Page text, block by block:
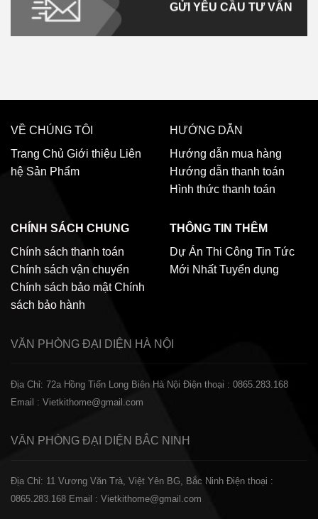
GỬI YÊU CẦU TƯ VẤN
VỀ CHÚNG TÔI
Trang Chủ Giới thiệu Liên
hệ Sản Phẩm
HƯỚNG DẪN
Hướng dẫn mua hàng
Hướng dẫn thanh toán
Hình thức thanh toán
CHÍNH SÁCH CHUNG
Chính sách thanh toán
Chính sách vận chuyển
Chính sách bảo mật Chính
sách bảo hành
THÔNG TIN THÊM
Dự Án Thi Công Tin Tức
Mới Nhất Tuyển dụng
VĂN PHÒNG ĐẠI DIỆN HÀ NỘI
Địa Chỉ: 72a Hồng Tiến Long Biên Hà Nội Điện thoại : 0865.283.168
Email : Vietkithome@gmail.com
VĂN PHÒNG ĐẠI DIỆN BẮC NINH
Địa Chỉ: 11 Vương Văn Trà, Việt Yên BG, Bắc Ninh Điện thoại :
0865.283.168 Email : Vietkithome@gmail.com